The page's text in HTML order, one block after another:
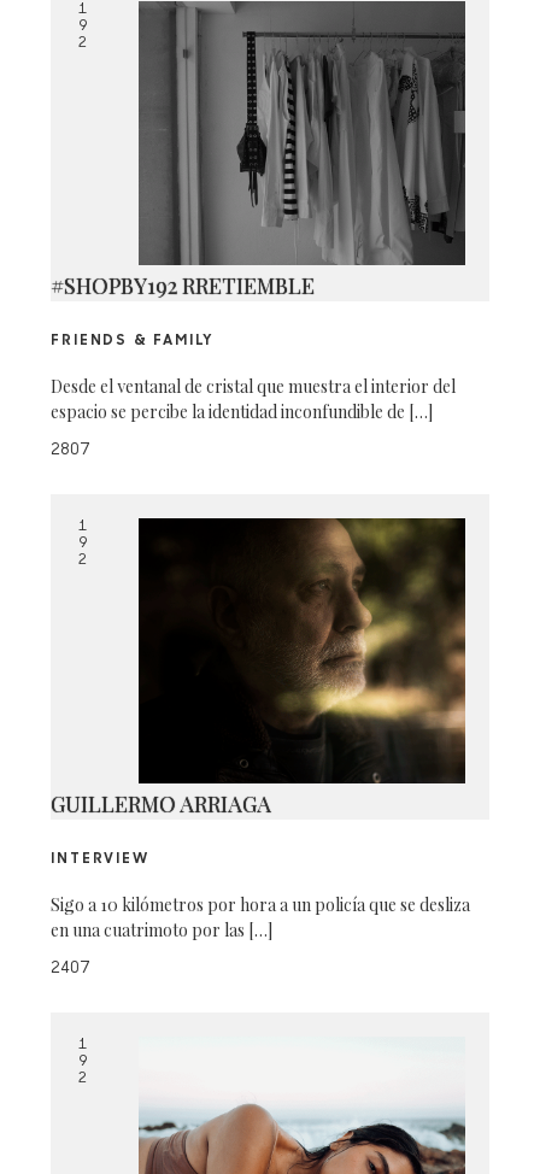
192-7536
1
9
2
#SHOPBY192 RRETIEMBLE
FRIENDS & FAMILY
Desde el ventanal de cristal que muestra el interior del
espacio se percibe la identidad inconfundible de […]
2807
1
9
2
GUILLERMO ARRIAGA
INTERVIEW
Sigo a 10 kilómetros por hora a un policía que se desliza
en una cuatrimoto por las […]
2407
1
9
2